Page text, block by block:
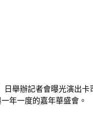
日舉辦記者會曝光演出
年一度的嘉年華盛會。